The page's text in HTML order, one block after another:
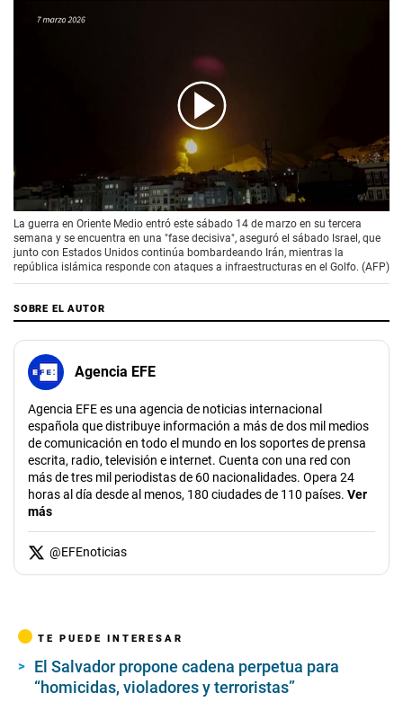
00:00 03:18
La guerra en Oriente Medio entró este sábado 14 de marzo en su tercera
semana y se encuentra en una "fase decisiva", aseguró el sábado Israel, que
junto con Estados Unidos continúa bombardeando Irán, mientras la
república islámica responde con ataques a infraestructuras en el Golfo. (AFP)
SOBRE EL AUTOR
Agencia EFE
Agencia EFE es una agencia de noticias internacional
española que distribuye información a más de dos mil medios
de comunicación en todo el mundo en los soportes de prensa
escrita, radio, televisión e internet. Cuenta con una red con
más de tres mil periodistas de 60 nacionalidades. Opera 24
horas al día desde al menos, 180 ciudades de 110 países. Ver
más
@EFEnoticias
TE PUEDE INTERESAR
El Salvador propone cadena perpetua para
“homicidas, violadores y terroristas”